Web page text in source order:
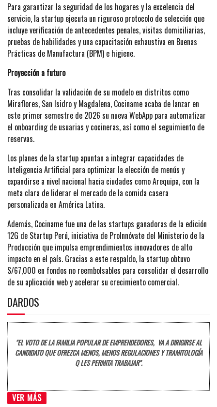
Para garantizar la seguridad de los hogares y la excelencia del
servicio, la startup ejecuta un riguroso protocolo de selección que
incluye verificación de antecedentes penales, visitas domiciliarias,
pruebas de habilidades y una capacitación exhaustiva en Buenas
Prácticas de Manufactura (BPM) e higiene.
Proyección a futuro
Tras consolidar la validación de su modelo en distritos como
Miraflores, San Isidro y Magdalena, Cociname acaba de lanzar en
este primer semestre de 2026 su nueva WebApp para automatizar
el onboarding de usuarias y cocineras, así como el seguimiento de
reservas.
Los planes de la startup apuntan a integrar capacidades de
Inteligencia Artificial para optimizar la elección de menús y
expandirse a nivel nacional hacia ciudades como Arequipa, con la
meta clara de liderar el mercado de la comida casera
personalizada en América Latina.
Además, Cociname fue una de las startups ganadoras de la edición
12G de Startup Perú, iniciativa de ProInnóvate del Ministerio de la
Producción que impulsa emprendimientos innovadores de alto
impacto en el país. Gracias a este respaldo, la startup obtuvo
S/67,000 en fondos no reembolsables para consolidar el desarrollo
de su aplicación web y acelerar su crecimiento comercial.
DARDOS
"EL VOTO DE LA FAMILIA POPULAR DE EMPRENDEDORES, VA A DIRIGIRSE AL
CANDIDATO QUE OFREZCA MENOS, MENOS REGULACIONES Y TRAMITOLOGÍA
Q LES PERMITA TRABAJAR".
VER MÁS